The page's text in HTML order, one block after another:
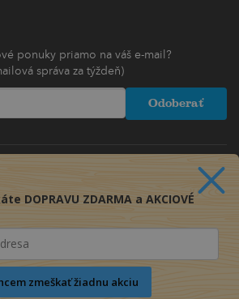
ponuky priamo na váš e-mail?
správa za týždeň)
Odoberať
DOPRAVU ZDARMA a AKCIOVÉ
zmeškať žiadnu akciu